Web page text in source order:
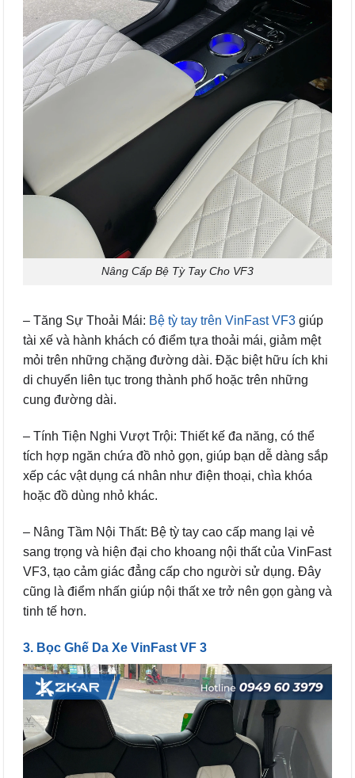
Nâng Cấp Bệ Tỳ Tay Cho VF3
– Tăng Sự Thoải Mái: Bệ tỳ tay trên VinFast VF3 giúp
tài xế và hành khách có điểm tựa thoải mái, giảm mệt
mỏi trên những chặng đường dài. Đặc biệt hữu ích khi
di chuyển liên tục trong thành phố hoặc trên những
cung đường dài.
– Tính Tiện Nghi Vượt Trội: Thiết kế đa năng, có thể
tích hợp ngăn chứa đồ nhỏ gọn, giúp bạn dễ dàng sắp
xếp các vật dụng cá nhân như điện thoại, chìa khóa
hoặc đồ dùng nhỏ khác.
– Nâng Tầm Nội Thất: Bệ tỳ tay cao cấp mang lại vẻ
sang trọng và hiện đại cho khoang nội thất của VinFast
VF3, tạo cảm giác đẳng cấp cho người sử dụng. Đây
cũng là điểm nhấn giúp nội thất xe trở nên gọn gàng và
tinh tế hơn.
3. Bọc Ghế Da Xe VinFast VF 3